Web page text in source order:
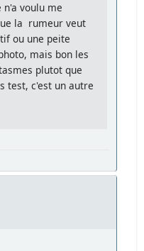
voulu me
la rumeur veut
ou une peite
mais bon les
plutot que
test, c'est un autre